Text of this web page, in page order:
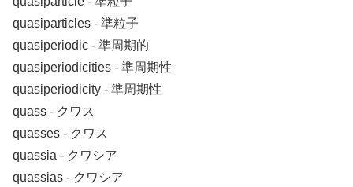
quasiparticles ‐ 準粒子
quasiperiodic ‐ 準周期的
quasiperiodicities ‐ 準周期性
quasiperiodicity ‐ 準周期性
quass ‐ クワス
quasses ‐ クワス
quassia ‐ クワシア
quassias ‐ クワシア